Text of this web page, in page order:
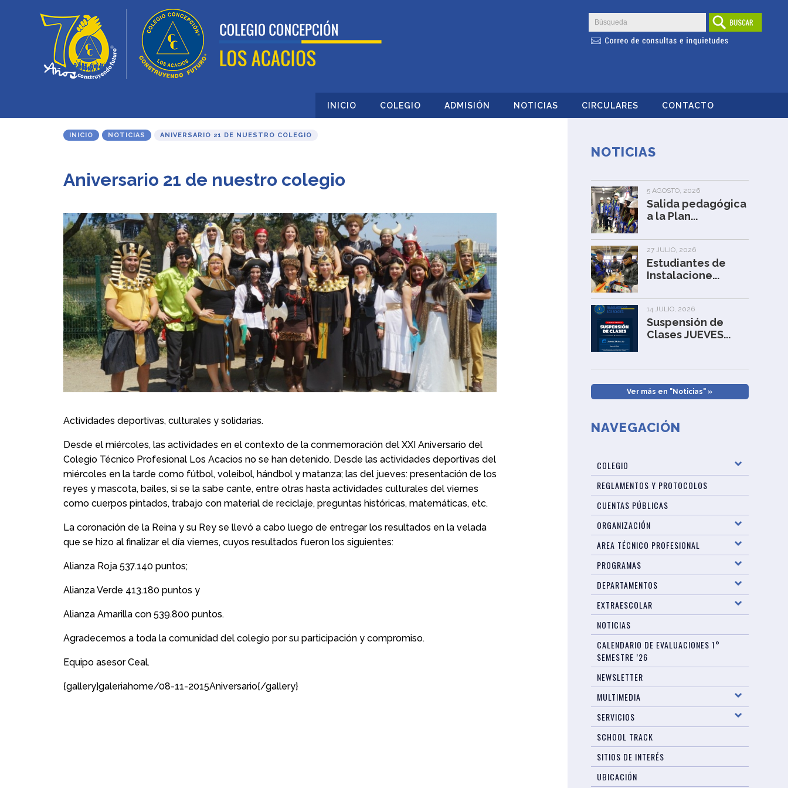
INICIO COLEGIO ADMISIÓN NOTICIAS CIRCULARES CONTACTO
INICIO NOTICIAS ANIVERSARIO 21 DE NUESTRO COLEGIO
Aniversario 21 de nuestro colegio
Actividades deportivas, culturales y solidarias.
Desde el miércoles, las actividades en el contexto de la conmemoración del XXI Aniversario del
Colegio Técnico Profesional Los Acacios no se han detenido. Desde las actividades deportivas del
miércoles en la tarde como fútbol, voleibol, hándbol y matanza; las del jueves: presentación de los
reyes y mascota, bailes, si se la sabe cante, entre otras hasta actividades culturales del viernes
como cuerpos pintados, trabajo con material de reciclaje, preguntas históricas, matemáticas, etc.
La coronación de la Reina y su Rey se llevó a cabo luego de entregar los resultados en la velada
que se hizo al finalizar el día viernes, cuyos resultados fueron los siguientes:
Alianza Roja 537.140 puntos;
Alianza Verde 413.180 puntos y
Alianza Amarilla con 539.800 puntos.
Agradecemos a toda la comunidad del colegio por su participación y compromiso.
Equipo asesor Ceal.
{gallery}galeriahome/08-11-2015Aniversario{/gallery}
NOTICIAS
5 AGOSTO, 2026
Salida pedagógica
a la Plan...
27 JULIO, 2026
Estudiantes de
Instalacione...
14 JULIO, 2026
Suspensión de
Clases JUEVES...
Ver más en "Noticias" »
NAVEGACIÓN
COLEGIO
REGLAMENTOS Y PROTOCOLOS
CUENTAS PÚBLICAS
ORGANIZACIÓN
AREA TÉCNICO PROFESIONAL
PROGRAMAS
DEPARTAMENTOS
EXTRAESCOLAR
NOTICIAS
CALENDARIO DE EVALUACIONES 1°
SEMESTRE ’26
NEWSLETTER
MULTIMEDIA
SERVICIOS
SCHOOL TRACK
SITIOS DE INTERÉS
UBICACIÓN